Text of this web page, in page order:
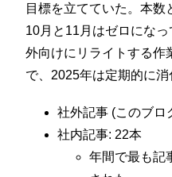
目標を立てていた。本数
10月と11月はゼロにな
外向けにリライトする作
で、2025年は定期的に消
社外記事 (このブロ
社内記事: 22本
年間で最も記